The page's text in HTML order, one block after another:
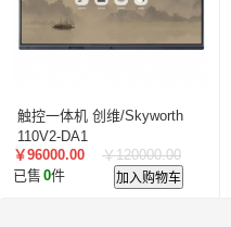
触控一体机 创维/Skyworth
110V2-DA1
￥96000.00
￥120000.00
已售 0件 加入购物车